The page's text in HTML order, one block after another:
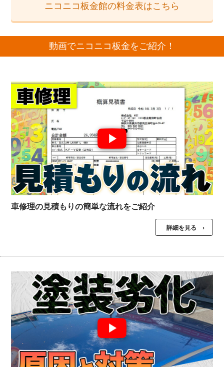
ニコニコ板金館の料金表はこちら
動画でニコニコ板金をご紹介！
車修理の見積もりの簡単な流れをご紹介
詳細を見る ›